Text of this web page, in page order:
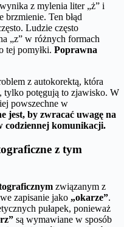
z mylenia liter „ż” i
brzmienie. Ten błąd
Ludzie często
„z” w różnych formach
tej pomyłki. Poprawna
z autokorektą, która
tylko potęgują to zjawisko. W
powszechne w
jest, by zwracać uwagę na
codziennej komunikacji.
z tym
związanym z
zapisanie jako „okarze”.
pułapek, ponieważ
są wymawiane w sposób